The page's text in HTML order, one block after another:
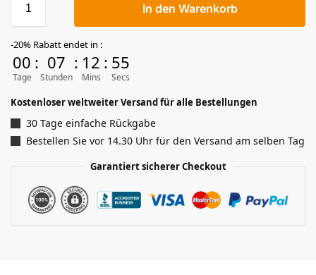
In den Warenkorb
-20% Rabatt endet in :
00
Tage
: 07
Stunden
: 12
Mins
: 54
Secs
Kostenloser weltweiter Versand für alle Bestellungen
30 Tage einfache Rückgabe
Bestellen Sie vor 14.30 Uhr für den Versand am selben Tag
Garantiert sicherer Checkout